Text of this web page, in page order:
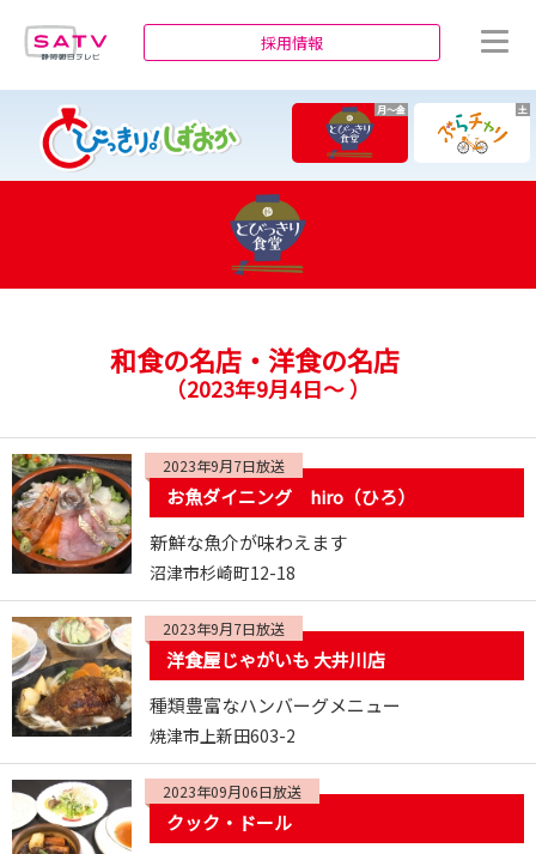
採用情報
月～金 土
和食の名店・洋食の名店
（2023年9月4日～）
2023年9月7日放送
お魚ダイニング hiro（ひろ）
新鮮な魚介が味わえます
沼津市杉崎町12-18
2023年9月7日放送
洋食屋じゃがいも 大井川店
種類豊富なハンバーグメニュー
焼津市上新田603-2
2023年09月06日放送
クック・ドール